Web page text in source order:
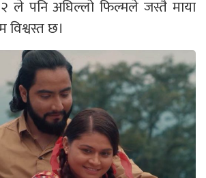
ले पनि अघिल्लो फिल्मले जस्तै माया
विश्वस्त छ।